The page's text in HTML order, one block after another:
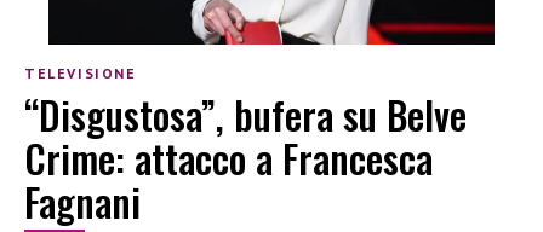
TELEVISIONE
“Disgustosa”, bufera su Belve
Crime: attacco a Francesca
Fagnani